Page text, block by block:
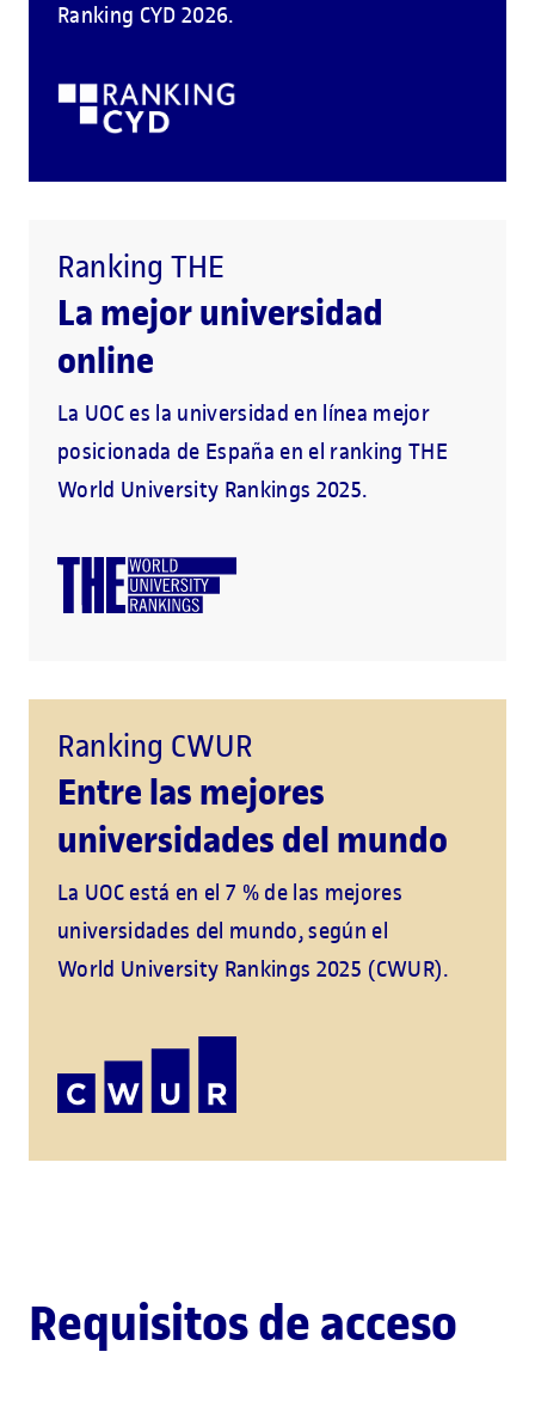
Ranking CYD 2026.
Ranking THE
La mejor universidad
online
La UOC es la universidad en línea mejor
posicionada de España en el ranking THE
World University Rankings 2025.
Ranking CWUR
Entre las mejores
universidades del mundo
La UOC está en el 7 % de las mejores
universidades del mundo, según el
World University Rankings 2025 (CWUR).
Requisitos de acceso